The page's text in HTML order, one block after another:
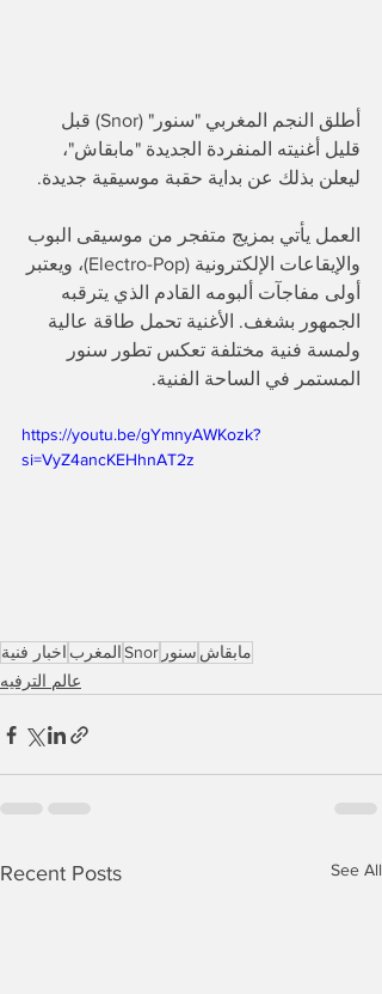
أطلق النجم المغربي "سنور" (Snor) قبل
قليل أغنيته المنفردة الجديدة "مابقاش"،
ليعلن بذلك عن بداية حقبة موسيقية جديدة.
​العمل يأتي بمزيج متفجر من موسيقى البوب
والإيقاعات الإلكترونية (Electro-Pop)، ويعتبر
أولى مفاجآت ألبومه القادم الذي يترقبه
الجمهور بشغف. الأغنية تحمل طاقة عالية
ولمسة فنية مختلفة تعكس تطور سنور
المستمر في الساحة الفنية.
https://youtu.be/gYmnyAWKozk?
si=VyZ4ancKEHhnAT2z
اخبار فنية المغربSnor سنور مابقاش
عالم الترفيه
Recent Posts See All